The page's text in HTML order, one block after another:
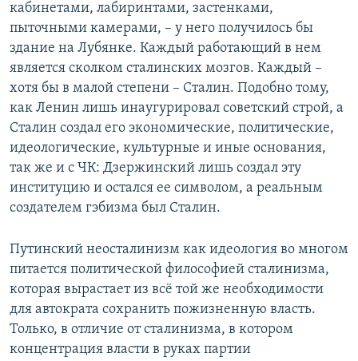
кабинетами, лабиринтами, застенками,
пыточными камерами, – у него получилось бы
здание на Лубянке. Каждый работающий в нем
является сколком сталинских мозгов. Каждый –
хотя бы в малой степени – Сталин. Подобно тому,
как Ленин лишь инаугурировал советский строй, а
Сталин создал его экономические, политические,
идеологические, культурные и иные основания,
так же и с ЧК: Дзержинский лишь создал эту
институцию и остался ее символом, а реальным
создателем гэбизма был Сталин.
Путинский неосталинизм как идеология во многом
питается политической философией сталинизма,
которая вырастает из всё той же необходимости
для автократа сохранить пожизненную власть.
Только, в отличие от сталинизма, в котором
концентрация власти в руках партии